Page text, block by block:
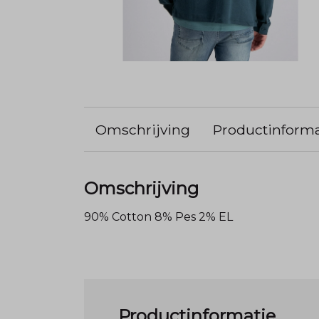
Omschrijving
Omschrijving
90% Cotton 8% Pes 2% EL